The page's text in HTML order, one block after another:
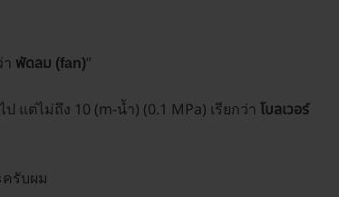
พัดลม (fan)”
ต่ไม่ถึง 10 (m-น้ำ) (0.1 MPa) เรียกว่า โบลเวอร์
รับผม